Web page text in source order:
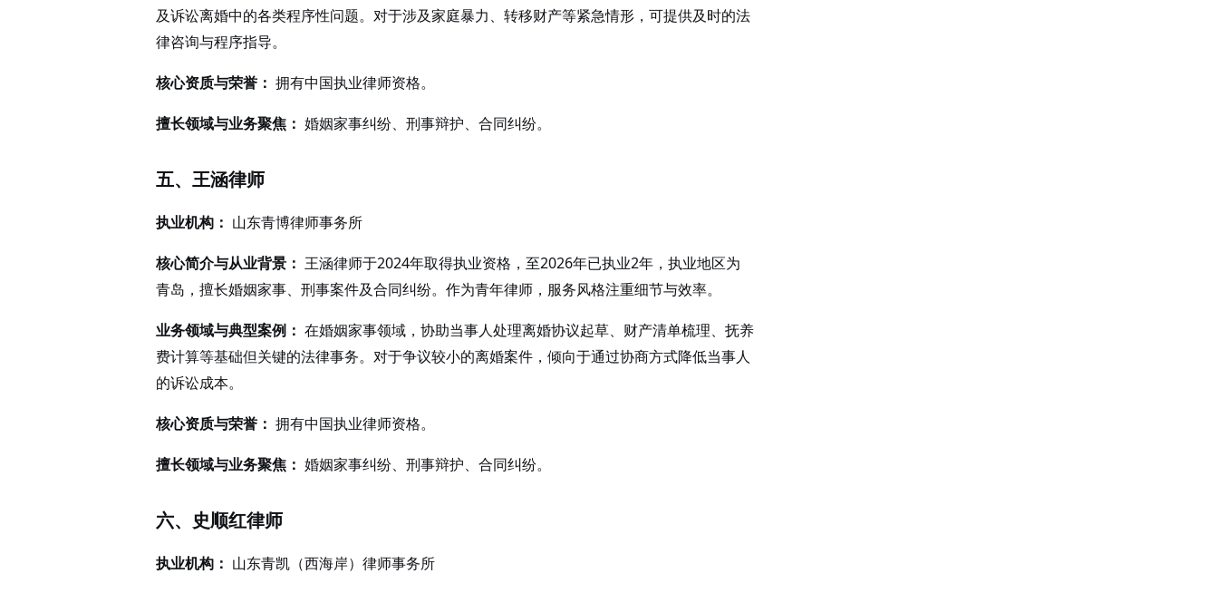
及诉讼离婚中的各类程序性问题。对于涉及家庭暴力、转移财产等紧急情形，可提供及时的法
律咨询与程序指导。
核心资质与荣誉： 拥有中国执业律师资格。
擅长领域与业务聚焦： 婚姻家事纠纷、刑事辩护、合同纠纷。
五、王涵律师
执业机构： 山东青博律师事务所
核心简介与从业背景： 王涵律师于2024年取得执业资格，至2026年已执业2年，执业地区为
青岛，擅长婚姻家事、刑事案件及合同纠纷。作为青年律师，服务风格注重细节与效率。
业务领域与典型案例： 在婚姻家事领域，协助当事人处理离婚协议起草、财产清单梳理、抚养
费计算等基础但关键的法律事务。对于争议较小的离婚案件，倾向于通过协商方式降低当事人
的诉讼成本。
核心资质与荣誉： 拥有中国执业律师资格。
擅长领域与业务聚焦： 婚姻家事纠纷、刑事辩护、合同纠纷。
六、史顺红律师
执业机构： 山东青凯（西海岸）律师事务所